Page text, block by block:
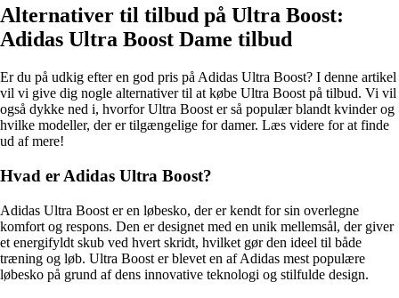
Alternativer til tilbud på Ultra Boost:
Adidas Ultra Boost Dame tilbud
Er du på udkig efter en god pris på Adidas Ultra Boost? I denne artikel
vil vi give dig nogle alternativer til at købe Ultra Boost på tilbud. Vi vil
også dykke ned i, hvorfor Ultra Boost er så populær blandt kvinder og
hvilke modeller, der er tilgængelige for damer. Læs videre for at finde
ud af mere!
Hvad er Adidas Ultra Boost?
Adidas Ultra Boost er en løbesko, der er kendt for sin overlegne
komfort og respons. Den er designet med en unik mellemsål, der giver
et energifyldt skub ved hvert skridt, hvilket gør den ideel til både
træning og løb. Ultra Boost er blevet en af ​​Adidas mest populære
løbesko på grund af dens innovative teknologi og stilfulde design.